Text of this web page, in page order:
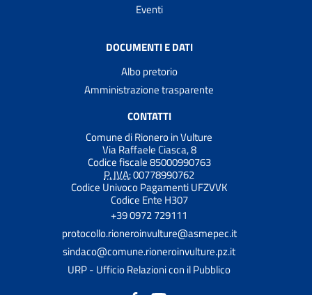
Eventi
DOCUMENTI E DATI
Albo pretorio
Amministrazione trasparente
CONTATTI
Comune di Rionero in Vulture
Via Raffaele Ciasca, 8
Codice fiscale 85000990763
P. IVA:00778990762
Codice Univoco Pagamenti UFZVVK
Codice Ente H307
+39 0972 729111
protocollo.rioneroinvulture@asmepec.it
sindaco@comune.rioneroinvulture.pz.it
URP - Ufficio Relazioni con il Pubblico